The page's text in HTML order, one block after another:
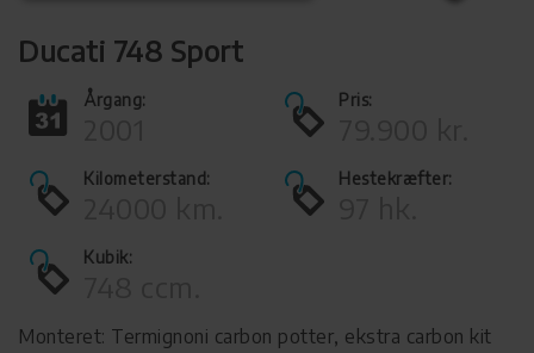
Ducati 748 Sport
Årgang: Pris:
Kilometerstand: Hestekræfter:
Kubik:
Monteret: Termignoni carbon potter, ekstra carbon kit